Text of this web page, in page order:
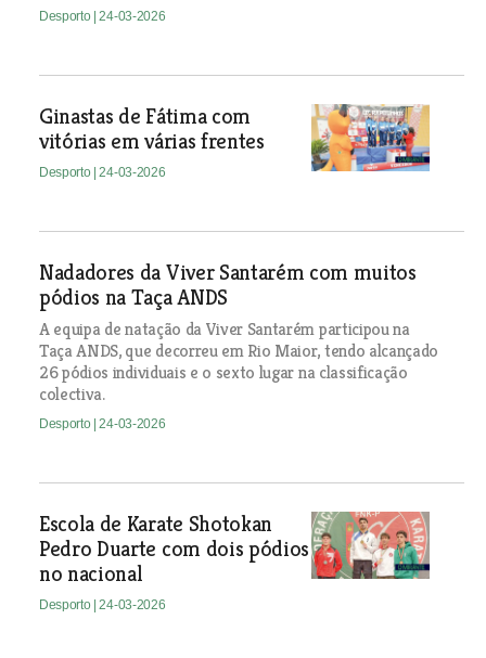
Desporto | 24-03-2026
Ginastas de Fátima com
vitórias em várias frentes
Desporto | 24-03-2026
Nadadores da Viver Santarém com muitos
pódios na Taça ANDS
A equipa de natação da Viver Santarém participou na
Taça ANDS, que decorreu em Rio Maior, tendo alcançado
26 pódios individuais e o sexto lugar na classificação
colectiva.
Desporto | 24-03-2026
Escola de Karate Shotokan
Pedro Duarte com dois pódios
no nacional
Desporto | 24-03-2026